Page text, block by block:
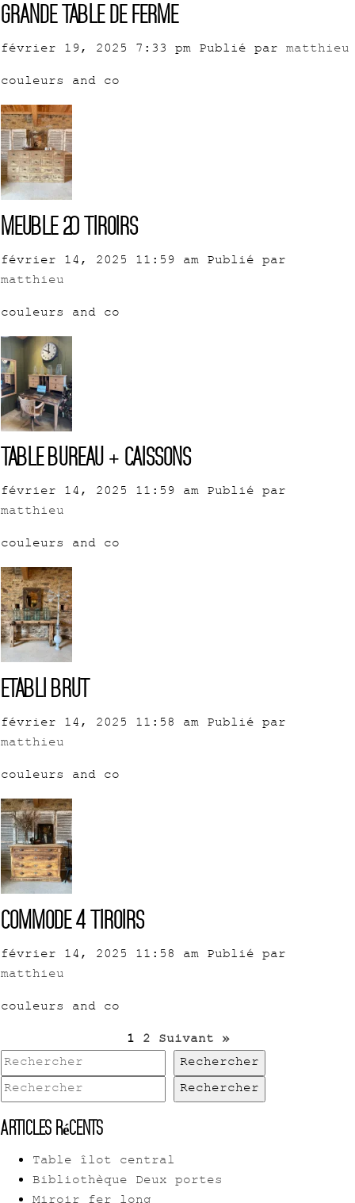
Grande table de ferme
février 19, 2025 7:33 pm Publié par matthieu
couleurs and co
Meuble 20 tiroirs
février 14, 2025 11:59 am Publié par
matthieu
couleurs and co
Table bureau + caissons
février 14, 2025 11:59 am Publié par
matthieu
couleurs and co
Etabli brut
février 14, 2025 11:58 am Publié par
matthieu
couleurs and co
Commode 4 tiroirs
février 14, 2025 11:58 am Publié par
matthieu
couleurs and co
1 2 Suivant »
Rechercher
Rechercher
Articles récents
Table îlot central
Bibliothèque Deux portes